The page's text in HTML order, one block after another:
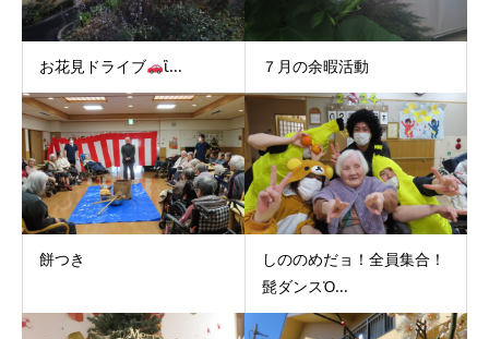
お花見ドライブ ἳ... ７月の余暇活動
餅つき
しののめだョ！全員集合！
髭ダンスὈ...